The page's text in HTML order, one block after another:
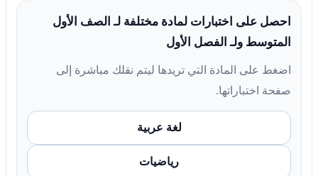
احصل على اختبارات لمادة مختلفة لـ الصف الأول
المتوسط ولـ الفصل الأول
اضغط على المادة التي تريدها ليتم نقلك مباشرة إلى
صفحة اختباراتها.
لغة عربية
رياضيات